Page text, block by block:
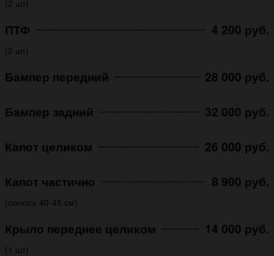
(2 шт)
ПТФ 4 200 руб.
(2 шт)
Бампер передний 28 000 руб.
Бампер задний 32 000 руб.
Капот целиком 26 000 руб.
Капот частично 8 900 руб.
(полоса 40-45 см)
Крыло переднее целиком 14 000 руб.
(1 шт)